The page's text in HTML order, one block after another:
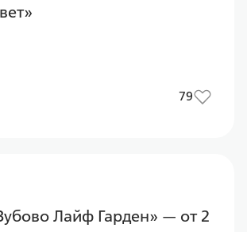
79
Лайф Гарден» — от 2